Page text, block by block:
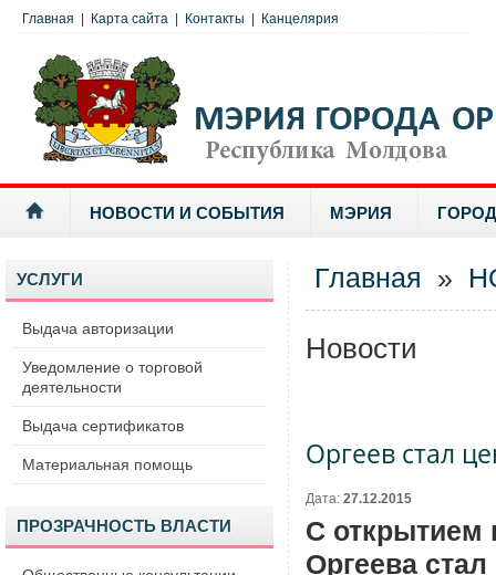
Главная Карта сайта Контакты Канцелярия
НОВОСТИ И СОБЫТИЯ МЭРИЯ
УСЛУГИ
Выдача авторизации
Уведомление о торговой
деятельности
Выдача сертификатов
Материальная помощь
ПРОЗРАЧНОСТЬ ВЛАСТИ
Главная »
Новости
Оргеев стал
Дата: 27.12.2015
С открытием
Оргеева